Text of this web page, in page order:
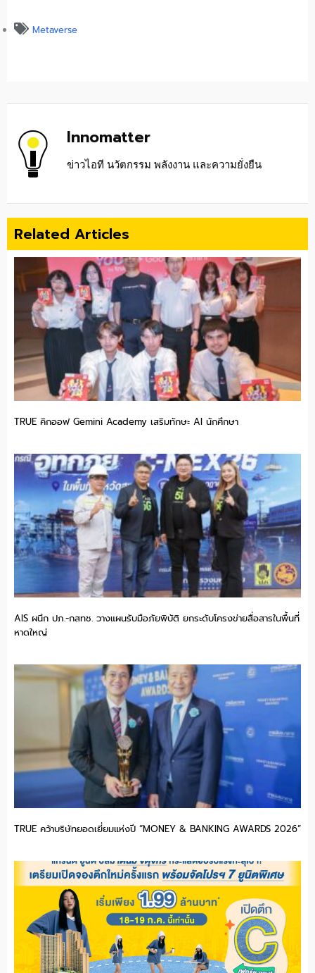
Metaverse
Innomatter
ข่าวไอที นวัตกรรม พลังงาน และความยั่งยืน
Related Articles
TRUE คิกออฟ Gemini Academy เสริมทักษะ AI นักศึกษา
AIS ผนึก ปภ.-กสทช. วางแผนรับมือภัยพิบัติ ยกระดับโครงข่ายสื่อสารในพื้นที่
หาดใหญ่
TRUE คว้าบริษัทยอดเยี่ยมแห่งปี “MONEY & BANKING AWARDS 2026”